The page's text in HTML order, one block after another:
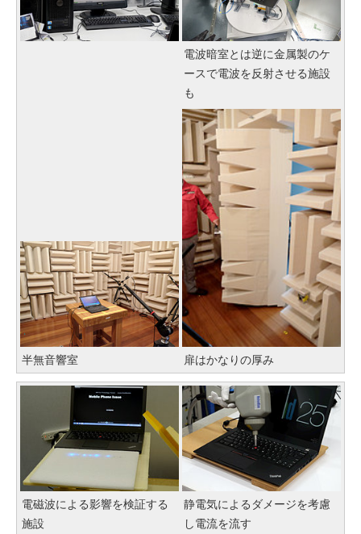
電波暗室とは逆に金属製のケ
ースで電波を反射させる施設
も
半無音響室 扉はかなりの厚み
電磁波による影響を検証する
施設
静電気によるダメージを考慮
し電流を流す